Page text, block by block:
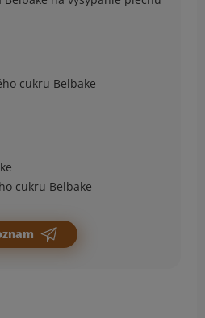
cukru Belbake
cukru Belbake